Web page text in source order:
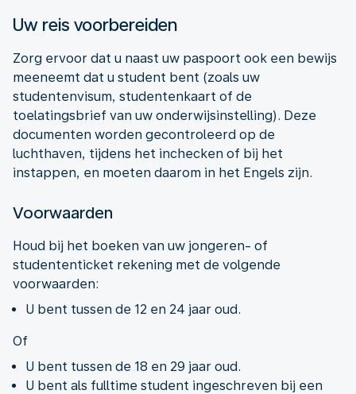
Uw reis voorbereiden
Zorg ervoor dat u naast uw paspoort ook een bewijs
meeneemt dat u student bent (zoals uw
studentenvisum, studentenkaart of de
toelatingsbrief van uw onderwijsinstelling). Deze
documenten worden gecontroleerd op de
luchthaven, tijdens het inchecken of bij het
instappen, en moeten daarom in het Engels zijn.
Voorwaarden
Houd bij het boeken van uw jongeren- of
studententicket rekening met de volgende
voorwaarden:
U bent tussen de 12 en 24 jaar oud.
Of
U bent tussen de 18 en 29 jaar oud.
U bent als fulltime student ingeschreven bij een